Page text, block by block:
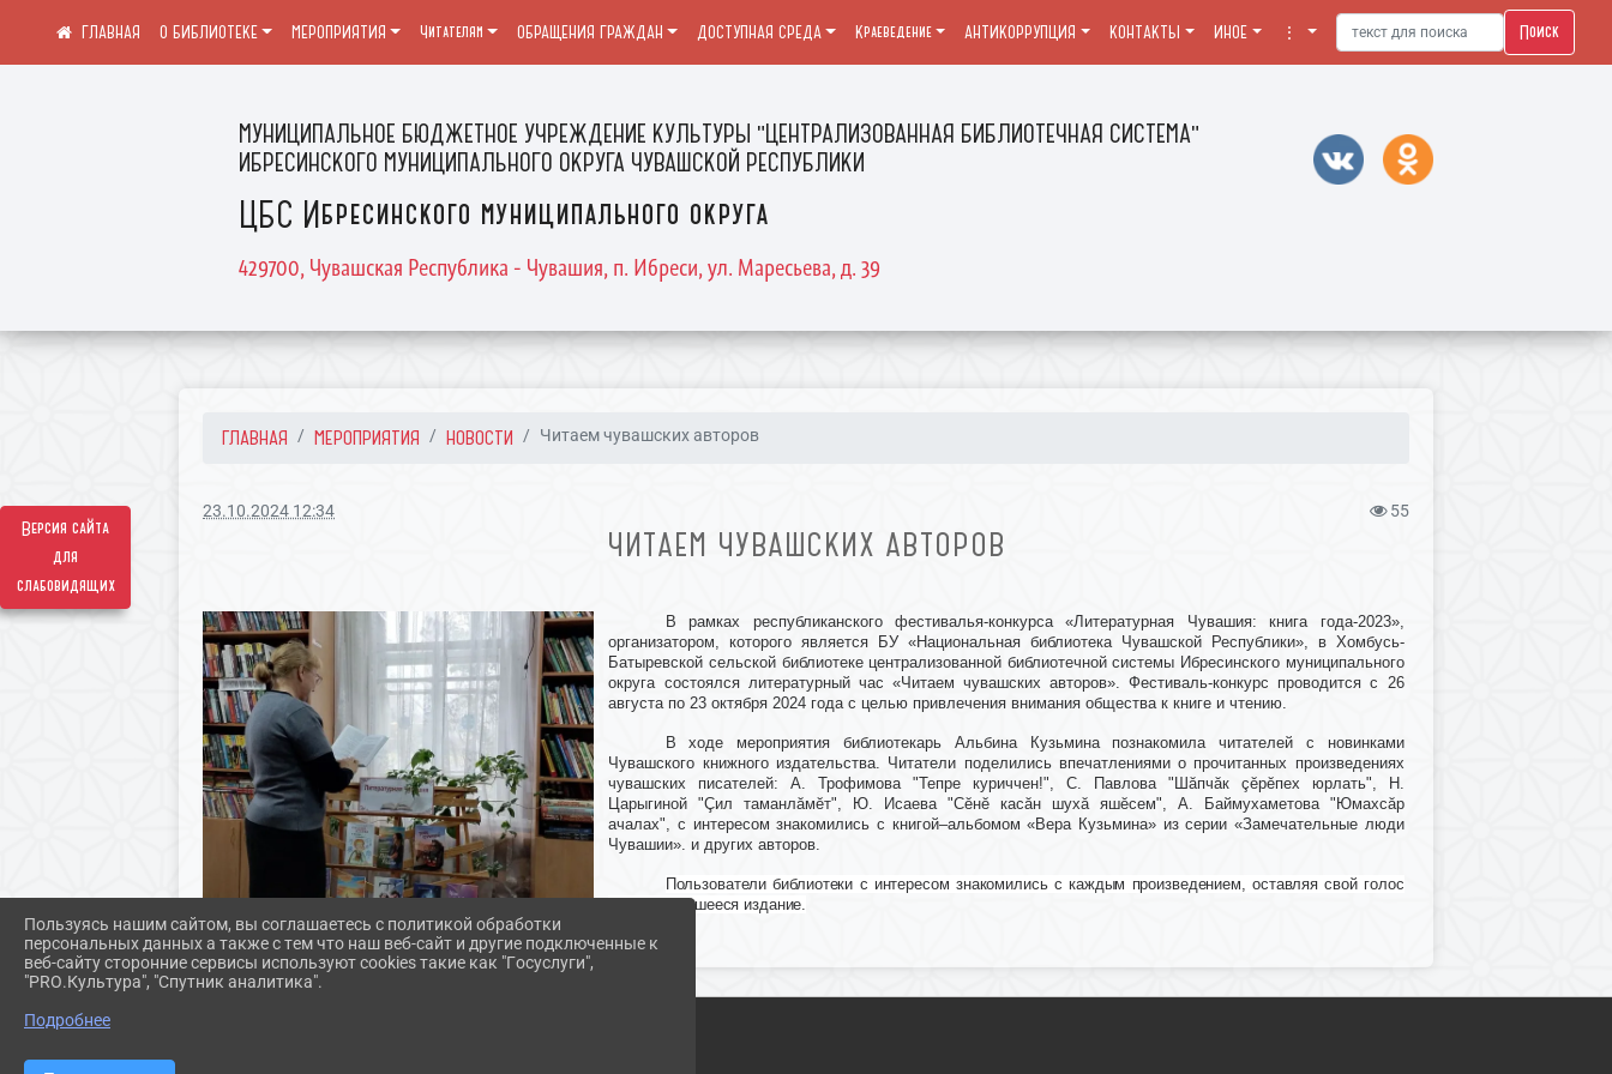
Версия сайта
для
слабовидящих
МУНИЦИПАЛЬНОЕ БЮДЖЕТНОЕ УЧРЕЖДЕНИЕ КУЛЬТУРЫ "ЦЕНТРАЛИЗОВАННАЯ БИБЛИОТЕЧНАЯ СИСТЕМА"
ИБРЕСИНСКОГО МУНИЦИПАЛЬНОГО ОКРУГА ЧУВАШСКОЙ РЕСПУБЛИКИ
ЦБС Ибресинского муниципального округа
429700, Чувашская Республика - Чувашия, п. Ибреси, ул. Маресьева, д. 39
О БИБЛИОТЕКЕ МЕРОПРИЯТИЯ Читателям ОБРАЩЕНИЯ ГРАЖДАН ДОСТУПНАЯ СРЕДА Краеведение АНТИКОРРУПЦИЯ КОНТАКТЫ ИНОЕ ⋮ Поиск
ГЛАВНАЯ МЕРОПРИЯТИЯ НОВОСТИ Читаем чувашских авторов
23.10.2024 12:34 55
ЧИТАЕМ ЧУВАШСКИХ АВТОРОВ
В рамках республиканского фестивалья-конкурса «Литературная Чувашия: книга года-2023»,
организатором, которого является БУ «Национальная библиотека Чувашской Республики», в Хомбусь-
Батыревской сельской библиотеке централизованной библиотечной системы Ибресинского муниципального
округа состоялся литературный час «Читаем чувашских авторов». Фестиваль-конкурс проводится с 26
августа по 23 октября 2024 года с целью привлечения внимания общества к книге и чтению.
В ходе мероприятия библиотекарь Альбина Кузьмина познакомила читателей с новинками
Чувашского книжного издательства. Читатели поделились впечатлениями о прочитанных произведениях
чувашских писателей: А. Трофимова "Тепре куриччен!", С. Павлова "Шăпчăк çĕрĕпех юрлать", Н.
Царыгиной "Çил таманлăмĕт", Ю. Исаева "Сĕнĕ касăн шухă яшĕсем", А. Баймухаметова "Юмахсăр
ачалах", с интересом знакомились с книгой–альбомом «Вера Кузьмина» из серии «Замечательные люди
Чувашии». и других авторов.
Пользователи библиотеки с интересом знакомились с каждым произведением, оставляя свой голос
за понравившееся издание.
Пользуясь нашим сайтом, вы соглашаетесь с политикой обработки
персональных данных а также с тем что наш веб-сайт и другие подключенные к
веб-сайту сторонние сервисы используют cookies такие как "Госуслуги",
"PRO.Культура", "Спутник аналитика".
Подробнее